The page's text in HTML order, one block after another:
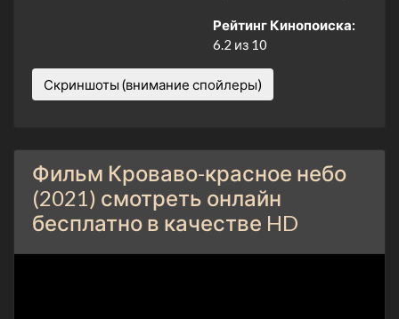
Рейтинг Кинопоиска:
6.2 из 10
Скриншоты (внимание спойлеры)
Фильм Кроваво-красное небо
(2021) смотреть онлайн
бесплатно в качестве HD